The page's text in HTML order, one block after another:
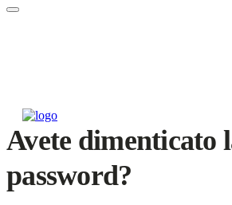
Avete dimenticato
password?